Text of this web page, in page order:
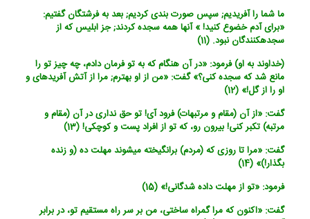
ما شما را آفریدیم; سپس صورت بندی کردیم; بعد به فرشتگان گفتیم:
«برای آدم خضوع کنید! » آنها همه سجده کردند; جز ابلیس که از
سجده‏کنندگان نبود. (11)
(خداوند به او) فرمود: «در آن هنگام که به تو فرمان دادم، چه چیز تو را
مانع شد که سجده کنی؟» گفت: «من از او بهترم; مرا از آتش آفریده‏ای و
او را از گل!» (12)
گفت: «از آن (مقام و مرتبه‏ات) فرود آی! تو حق نداری در آن (مقام و
مرتبه) تکبر کنی! بیرون رو، که تو از افراد پست و کوچکی! (13)
گفت: «مرا تا روزی که (مردم) برانگیخته می‏شوند مهلت ده (و زنده
بگذار!)» (14)
فرمود: «تو از مهلت داده شدگانی!» (15)
گفت: «اکنون که مرا گمراه ساختی، من بر سر راه مستقیم تو، در برابر